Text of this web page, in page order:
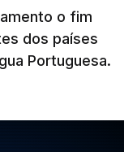
o fim
dos países
Portuguesa.